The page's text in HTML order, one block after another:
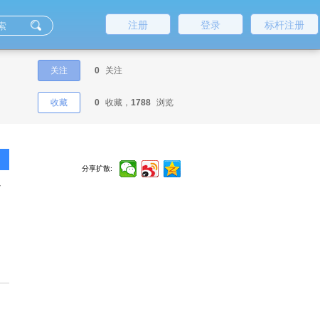
标杆注册
登录
注册
关注 0 关注
收藏 0 收藏， 1788 浏览
分享扩散: